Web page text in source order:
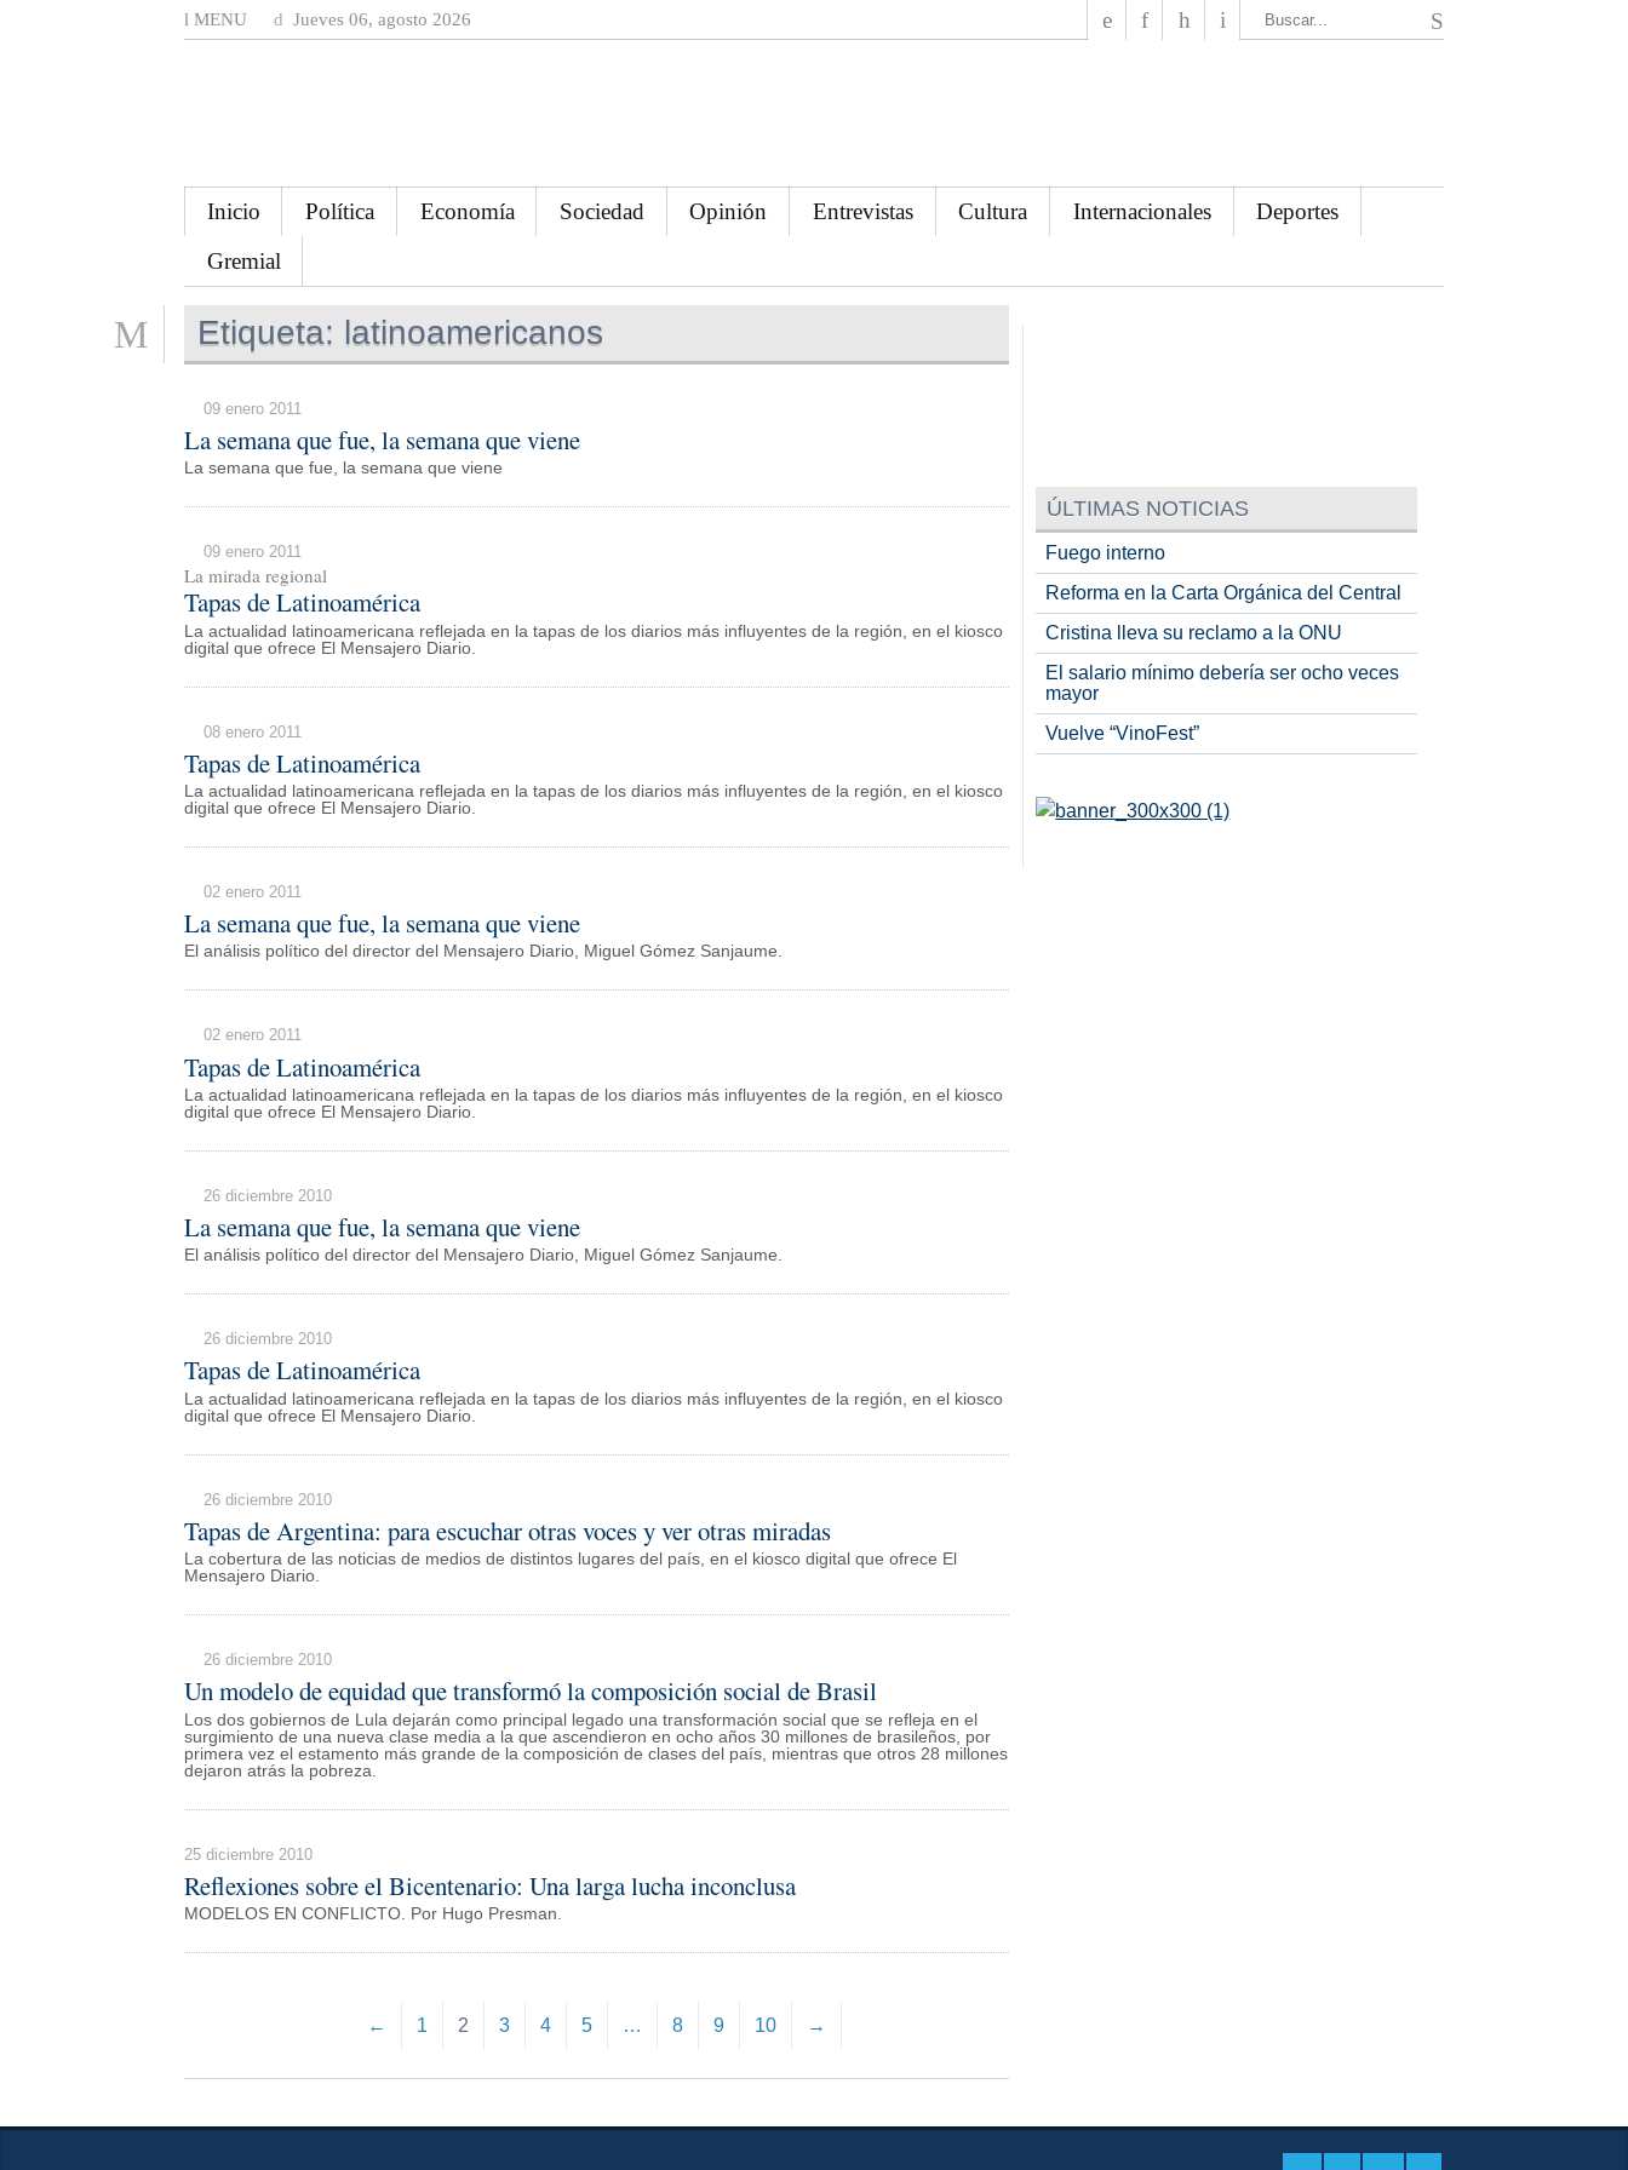
MENU Jueves 06, agosto 2026
Inicio Política Economía Sociedad Opinión Entrevistas Cultura Internacionales
Deportes
Gremial
Etiqueta: latinoamericanos
09 enero 2011
La semana que fue, la semana que viene
La semana que fue, la semana que viene
09 enero 2011
La mirada regional
Tapas de Latinoamérica
La actualidad latinoamericana reflejada en la tapas de los diarios más influyentes de la región, en el kiosco
digital que ofrece El Mensajero Diario.
08 enero 2011
Tapas de Latinoamérica
La actualidad latinoamericana reflejada en la tapas de los diarios más influyentes de la región, en el kiosco
digital que ofrece El Mensajero Diario.
02 enero 2011
La semana que fue, la semana que viene
El análisis político del director del Mensajero Diario, Miguel Gómez Sanjaume.
02 enero 2011
Tapas de Latinoamérica
La actualidad latinoamericana reflejada en la tapas de los diarios más influyentes de la región, en el kiosco
digital que ofrece El Mensajero Diario.
26 diciembre 2010
La semana que fue, la semana que viene
El análisis político del director del Mensajero Diario, Miguel Gómez Sanjaume.
26 diciembre 2010
Tapas de Latinoamérica
La actualidad latinoamericana reflejada en la tapas de los diarios más influyentes de la región, en el kiosco
digital que ofrece El Mensajero Diario.
26 diciembre 2010
Tapas de Argentina: para escuchar otras voces y ver otras miradas
La cobertura de las noticias de medios de distintos lugares del país, en el kiosco digital que ofrece El
Mensajero Diario.
26 diciembre 2010
Un modelo de equidad que transformó la composición social de Brasil
Los dos gobiernos de Lula dejarán como principal legado una transformación social que se refleja en el
surgimiento de una nueva clase media a la que ascendieron en ocho años 30 millones de brasileños, por
primera vez el estamento más grande de la composición de clases del país, mientras que otros 28 millones
dejaron atrás la pobreza.
25 diciembre 2010
Reflexiones sobre el Bicentenario: Una larga lucha inconclusa
MODELOS EN CONFLICTO. Por Hugo Presman.
← 1 2 3 4 5 … 8 9 10 →
ÚLTIMAS NOTICIAS
Fuego interno
Reforma en la Carta Orgánica del Central
Cristina lleva su reclamo a la ONU
El salario mínimo debería ser ocho veces
mayor
Vuelve “VinoFest”